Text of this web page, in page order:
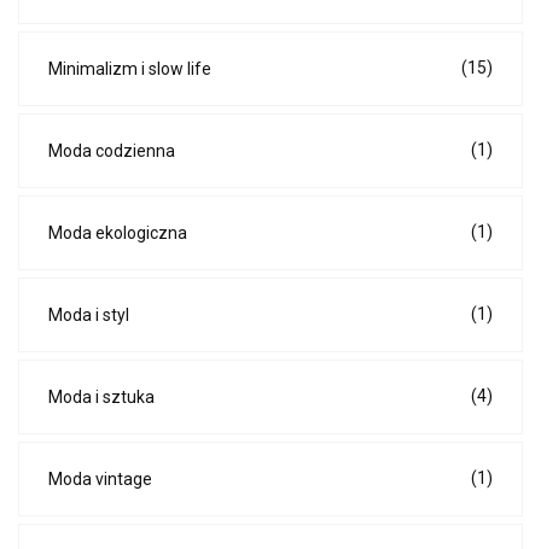
Minimalizm i slow life (15)
Moda codzienna (1)
Moda ekologiczna (1)
Moda i styl (1)
Moda i sztuka (4)
Moda vintage (1)